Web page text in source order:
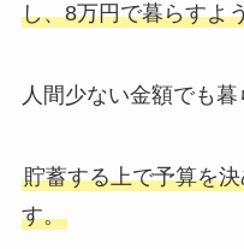
し、8万円で暮らすよ
人間少ない金額でも暮
貯蓄する上で予算を
す。